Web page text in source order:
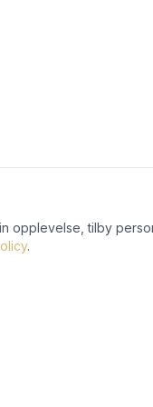
opplevelse, tilby
.